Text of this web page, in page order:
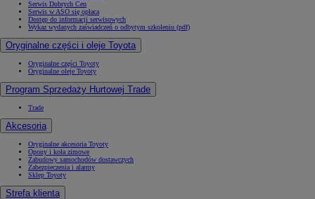
Serwis Dobrych Cen
Serwis w ASO się opłaca
Dostęp do informacji serwisowych
Wykaz wydanych zaświadczeń o odbytym szkoleniu (pdf)
Oryginalne części i oleje Toyota
Oryginalne części Toyoty
Oryginalne oleje Toyoty
Program Sprzedaży Hurtowej Trade
Trade
Akcesoria
Oryginalne akcesoria Toyoty
Opony i koła zimowe
Zabudowy samochodów dostawczych
Zabezpieczenia i alarmy
Sklep Toyoty
Strefa klienta